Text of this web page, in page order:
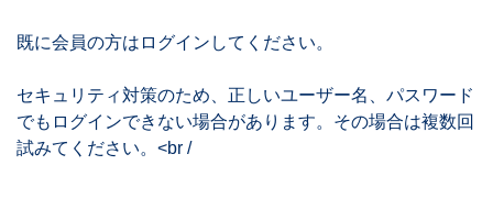
既に会員の方はログインしてください。
セキュリティ対策のため、正しいユーザー名、パスワード
でもログインできない場合があります。その場合は複数回
試みてください。<br /